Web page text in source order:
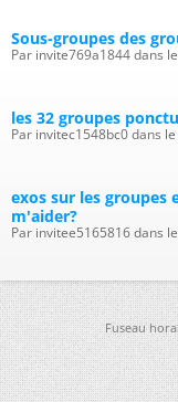
Sous-groupes des
Par invite769a1844 dans
les 32 groupes
Par invitec1548bc0 dans
exos sur les groupes
m'aider?
Par invitee5165816 dans
Fuseau